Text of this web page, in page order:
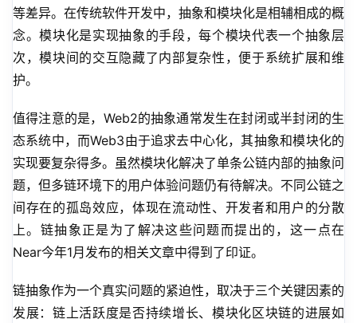
等差异。在传统软件开发中，抽象和模块化是相辅相成的概
念。模块化是实现抽象的手段，每个模块代表一个抽象层
次，模块间的交互隐藏了内部复杂性，便于系统扩展和维
护。
值得注意的是，Web2的抽象通常发生在封闭或半封闭的生
态系统中，而Web3由于追求去中心化，其抽象和模块化的
实现要复杂得多。虽然模块化解决了单条公链内部的抽象问
题，但多链环境下的用户体验问题仍有待解决。不同公链之
间存在的孤岛效应，体现在流动性、开发者和用户的分散
上。链抽象正是为了解决这些问题而提出的，这一点在
Near今年1月发布的相关文章中得到了印证。
链抽象作为一个真实问题的紧迫性，取决于三个关键因素的
发展：链上活跃度是否持续增长、模块化区块链的进展如